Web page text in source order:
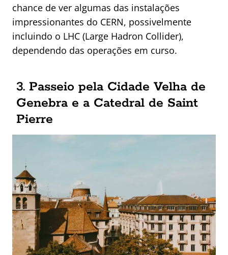
chance de ver algumas das instalações
impressionantes do CERN, possivelmente
incluindo o LHC (Large Hadron Collider),
dependendo das operações em curso.
3. Passeio pela Cidade Velha de
Genebra e a Catedral de Saint
Pierre